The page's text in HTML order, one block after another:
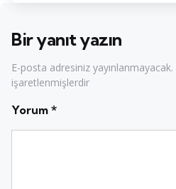
Bir yanıt yazın
E-posta adresiniz yayınlanmayacak.
işaretlenmişlerdir
Yorum *